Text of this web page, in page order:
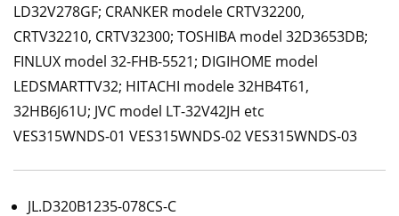
LD32V278GF; CRANKER modele CRTV32200,
CRTV32210, CRTV32300; TOSHIBA model 32D3653DB;
FINLUX model 32-FHB-5521; DIGIHOME model
LEDSMARTTV32; HITACHI modele 32HB4T61,
32HB6J61U; JVC model LT-32V42JH etc
VES315WNDS-01 VES315WNDS-02 VES315WNDS-03
JL.D320B1235-078CS-C